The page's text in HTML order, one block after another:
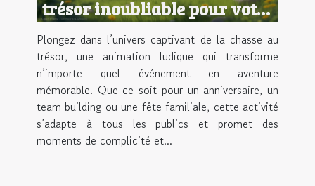
trésor inoubliable pour votre
prochain événement
Plongez dans l’univers captivant de la chasse au
trésor, une animation ludique qui transforme
n’importe quel événement en aventure
mémorable. Que ce soit pour un anniversaire, un
team building ou une fête familiale, cette activité
s’adapte à tous les publics et promet des
moments de complicité et...